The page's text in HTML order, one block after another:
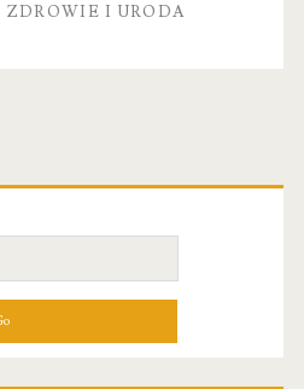
ZDROWIE I URODA